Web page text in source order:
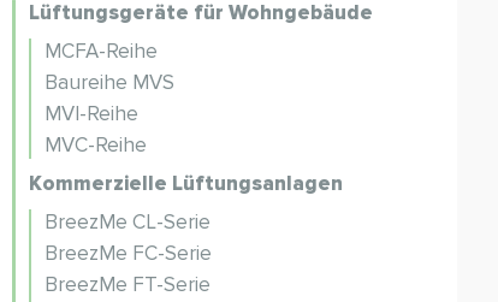
Lüftungsgeräte für Wohngebäude
MCFA-Reihe
Baureihe MVS
MVI-Reihe
MVC-Reihe
Kommerzielle Lüftungsanlagen
BreezMe CL-Serie
BreezMe FC-Serie
BreezMe FT-Serie